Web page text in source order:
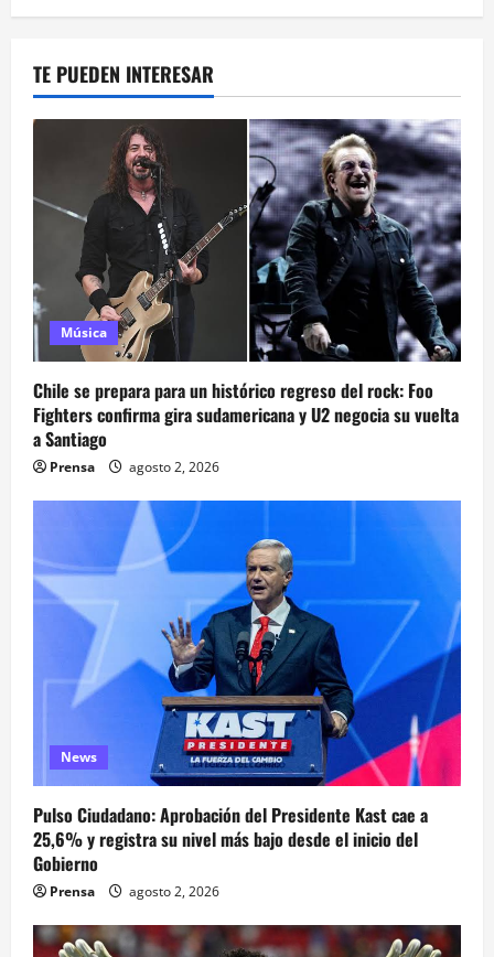
TE PUEDEN INTERESAR
Música
Chile se prepara para un histórico regreso del rock: Foo
Fighters confirma gira sudamericana y U2 negocia su vuelta
a Santiago
Prensa agosto 2, 2026
News
Pulso Ciudadano: Aprobación del Presidente Kast cae a
25,6% y registra su nivel más bajo desde el inicio del
Gobierno
Prensa agosto 2, 2026